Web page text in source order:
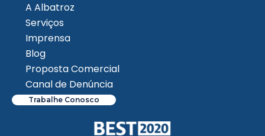
A Albatroz
Serviços
Imprensa
Blog
Proposta Comercial
Canal de Denúncia
Trabalhe Conosco